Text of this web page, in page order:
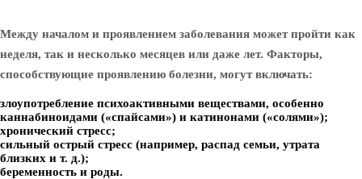
Между началом и проявлением заболевания может пройти как
неделя, так и несколько месяцев или даже лет. Факторы,
способствующие проявлению болезни, могут включать:
злоупотребление психоактивными веществами, особенно
каннабиноидами («спайсами») и катинонами («солями»);
хронический стресс;
сильный острый стресс (например, распад семьи, утрата
близких и т. д.);
беременность и роды.